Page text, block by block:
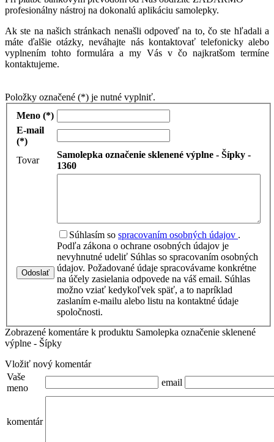
profesionálny nástroj na dokonalú aplikáciu samolepky.
Ak ste na našich stránkach nenašli odpoveď na to, čo ste hľadali a
máte ďalšie otázky, neváhajte nás kontaktovať telefonicky alebo
vyplnením tohto formulára a my Vás v čo najkratšom termíne
kontaktujeme.
Položky označené (*) je nutné vyplniť.
Meno (*)
E-mail
(*)
Tovar
Samolepka označenie sklenené výplne - Šípky -
1360
Odoslať
Súhlasím so spracovaním osobných údajov .
Podľa zákona o ochrane osobných údajov je
nevyhnutné udeliť Súhlas so spracovaním osobných
údajov. Požadované údaje spracovávame konkrétne
na účely zasielania odpovede na váš email. Súhlas
možno vziať kedykoľvek späť, a to napríklad
zaslaním e-mailu alebo listu na kontaktné údaje
spoločnosti.
Zobrazené komentáre k produktu Samolepka označenie sklenené
výplne - Šípky
Vložiť nový komentár
Vaše
meno
email
komentár